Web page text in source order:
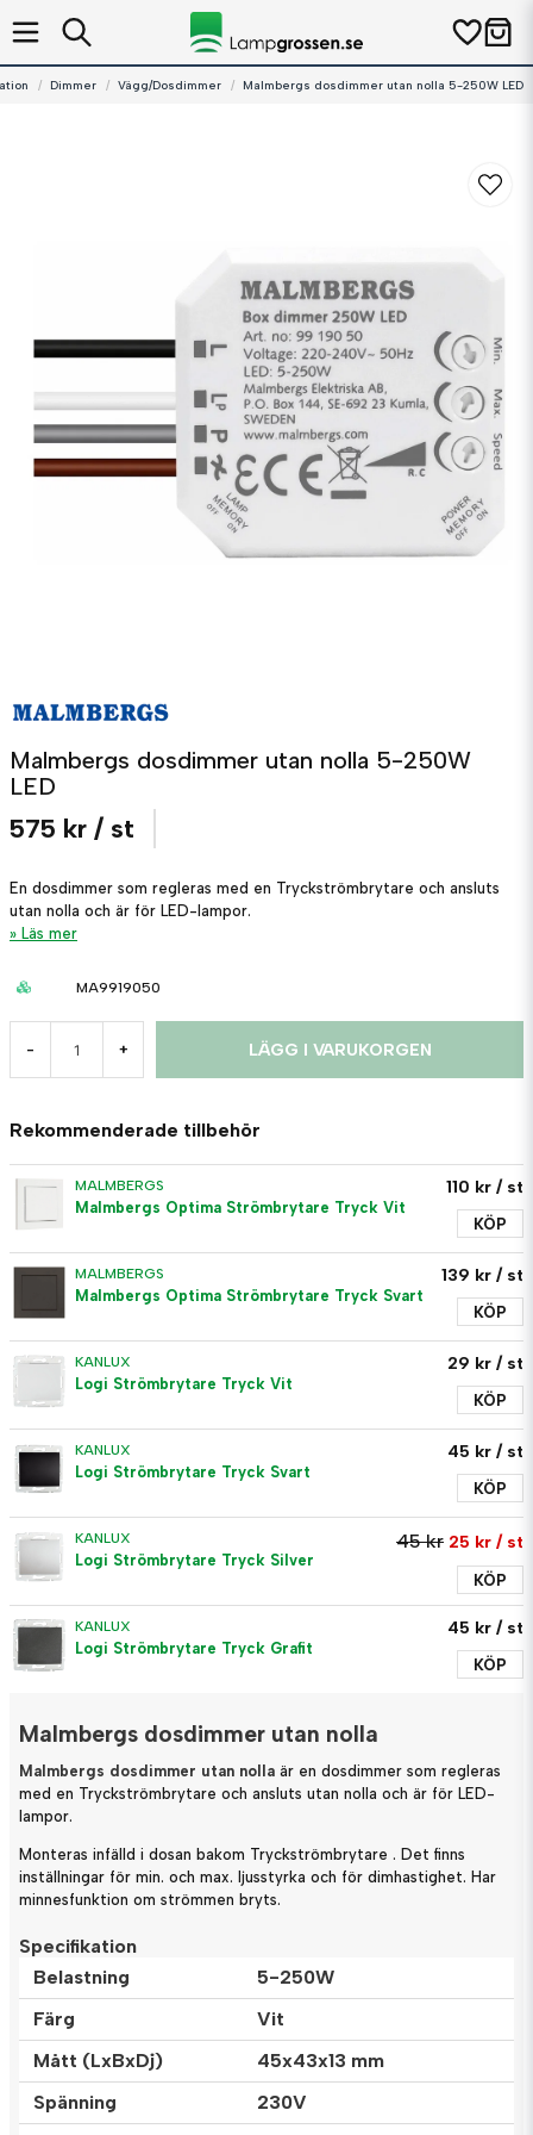
Dimmer Vägg/Dosdimmer Malmbergs dosdimmer utan nolla 5-250W LED
Malmbergs dosdimmer utan nolla 5-250W
LED
575 kr / st
En dosdimmer som regleras med en Tryckströmbrytare och ansluts
utan nolla och är för LED-lampor.
Läs mer
MA9919050
- + LÄGG I VARUKORGEN
Rekommenderade tillbehör
MALMBERGS
Malmbergs Optima Strömbrytare Tryck Vit
110 kr / st
KÖP
MALMBERGS
Malmbergs Optima Strömbrytare Tryck Svart
139 kr / st
KÖP
KANLUX
Logi Strömbrytare Tryck Vit
29 kr / st
KÖP
KANLUX
Logi Strömbrytare Tryck Svart
45 kr / st
KÖP
KANLUX
Logi Strömbrytare Tryck Silver
45 kr 25 kr / st
KÖP
KANLUX
Logi Strömbrytare Tryck Grafit
45 kr / st
KÖP
Malmbergs dosdimmer utan nolla
Malmbergs dosdimmer utan nolla är en dosdimmer som regleras
med en Tryckströmbrytare och ansluts utan nolla och är för LED-
lampor.
Monteras infälld i dosan bakom Tryckströmbrytare . Det finns
inställningar för min. och max. ljusstyrka och för dimhastighet. Har
minnesfunktion om strömmen bryts.
Specifikation
Belastning
5-250W
Färg
Vit
Mått (LxBxDj)
45x43x13 mm
Spänning
230V